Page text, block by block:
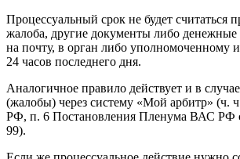
Процессуальный срок не будет считаться
жалоба, другие документы либо
на почту, в орган либо уполномоченному
24 часов последнего дня.
Аналогичное правило действует и в
(жалобы) через систему «Мой арбитр» (ч.
РФ, п. 6 Постановления Пленума ВАС РФ
99).